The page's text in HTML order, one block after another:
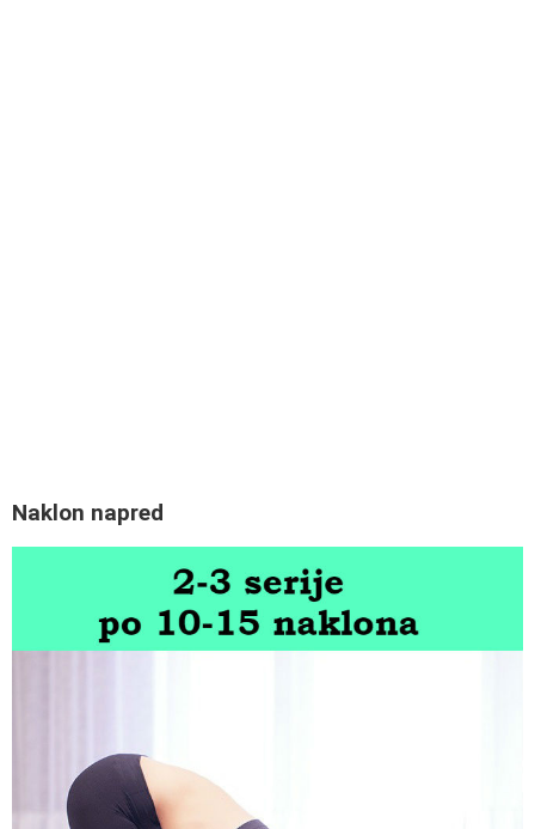
Naklon napred